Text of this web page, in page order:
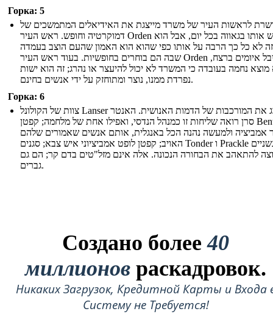
Горка: 5
לראשות העיר של משרד מייצגת את האידיאלים המתמשכים של
דמוקרטיה וחופש. ראש העיר Orden לובש אותו בגאווה בכל יום, אבל הוא
לא כל כך הרבה על אותו כפי שהוא הוא האמון שהעם הוצב בעמדה
שבה הם בוחרים בחופשיות. בעוד ראש העיר Orden הוא קיבל איומים ברצח,
מוצא נחמה בעובדה כי המשרד לא יכול להיעצר או נהרג; זה הוא ישות
נפרדת ממנו, נוצר ומתוחזק על ידי אנשים בחינם.
Горка: 6
צוות של הקולונל Lanser מייצג את המורכבות של הדמות האנושית. האנטר
סרן רואה שליחות זו כמנהל הנדסי, ואפילו אחת של מלחמה; קפטן Bentick
אמביציה ולמעשה נהנה הכל באנגלית, אותם אנשים שאמורים שלהם
האויב; קפטן לופט אמביציוני איש צבא; סגנים Tonder ו Prackle הם רגשניים
להתאהב את הבחורה הנכונה. אלה אינם מזל"טים בדם קר; הם גם
גברים.
Создано более40
миллионов раскадровок.
Никаких Загрузок, Кредитной Карты и Входа
Систему не Требуется!